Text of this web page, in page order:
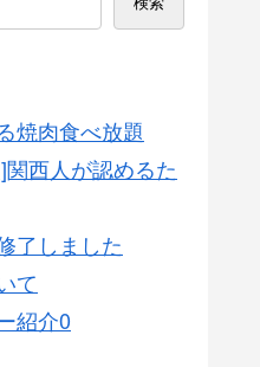
焼肉食べ放題
西人が認めるた
了しました
て
紹介0